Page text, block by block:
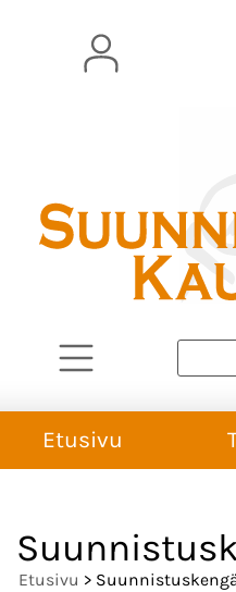
Etusivu
Etusivu >